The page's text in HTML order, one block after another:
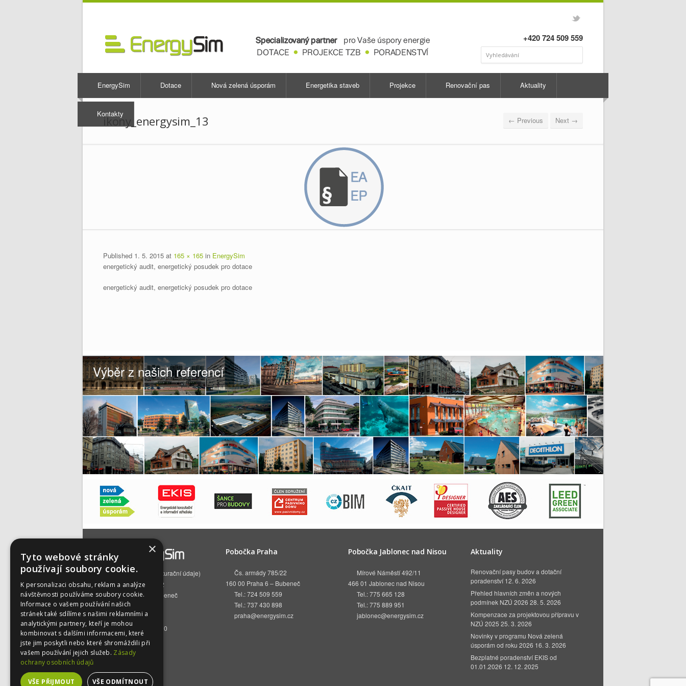
+420 724 509 559
EnergySim Dotace Nová zelená úsporám Energetika staveb Projekce Renovační pas Aktuality
Kontakty
ikony_energysim_13 ← Previous Next →
Published 1. 5. 2015 at 165 × 165 in EnergySim
energetický audit, energetický posudek pro dotace
energetický audit, energetický posudek pro dotace
Výběr z našich referencí
EnergySim s.r.o.
(fakturační údaje)
Čs. armády 785/22
160 00 Praha 6 – Bubeneč
IČO:01512129
DIČ:CZ01512129
BÚ:2500392716/2010
Pobočka Praha
Čs. armády 785/22
160 00 Praha 6 – Bubeneč
Tel.: 724 509 559
Tel.: 737 430 898
praha@energysim.cz
Pobočka Jablonec nad Nisou
Mírové Náměstí 492/11
466 01 Jablonec nad Nisou
Tel.: 775 665 128
Tel.: 775 889 951
jablonec@energysim.cz
Aktuality
Renovační pasy budov a dotační
poradenství 12. 6. 2026
Přehled hlavních změn a nových
podmínek NZÚ 2026 28. 5. 2026
Kompenzace za projektovou přípravu v
NZÚ 2025 25. 3. 2026
Novinky v programu Nová zelená
úsporám od roku 2026 16. 3. 2026
Bezplatné poradenství EKIS od
01.01.2026 12. 12. 2025
×
Tyto webové stránky
používají soubory cookie.
K personalizaci obsahu, reklam a analýze
návštěvnosti používáme soubory cookie.
Informace o vašem používání našich
stránek také sdílíme s našimi reklamními a
analytickými partnery, kteří je mohou
kombinovat s dalšími informacemi, které
jste jim poskytli nebo které shromáždili při
vašem používání jejich služeb. Zásady
ochrany osobních údajů
VŠE PŘIJMOUT VŠE ODMÍTNOUT